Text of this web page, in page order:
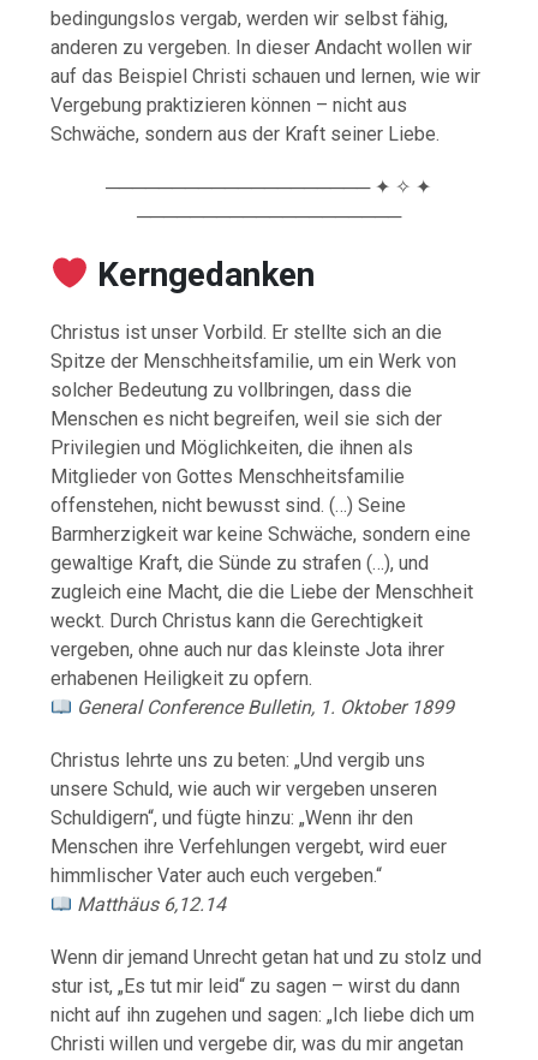
bedingungslos vergab, werden wir selbst fähig,
anderen zu vergeben. In dieser Andacht wollen wir
auf das Beispiel Christi schauen und lernen, wie wir
Vergebung praktizieren können – nicht aus
Schwäche, sondern aus der Kraft seiner Liebe.
──────────────────── ✦ ✧ ✦
────────────────────
️ Kerngedanken
Christus ist unser Vorbild. Er stellte sich an die
Spitze der Menschheitsfamilie, um ein Werk von
solcher Bedeutung zu vollbringen, dass die
Menschen es nicht begreifen, weil sie sich der
Privilegien und Möglichkeiten, die ihnen als
Mitglieder von Gottes Menschheitsfamilie
offenstehen, nicht bewusst sind. (…) Seine
Barmherzigkeit war keine Schwäche, sondern eine
gewaltige Kraft, die Sünde zu strafen (…), und
zugleich eine Macht, die die Liebe der Menschheit
weckt. Durch Christus kann die Gerechtigkeit
vergeben, ohne auch nur das kleinste Jota ihrer
erhabenen Heiligkeit zu opfern.
General Conference Bulletin, 1. Oktober 1899
Christus lehrte uns zu beten: „Und vergib uns
unsere Schuld, wie auch wir vergeben unseren
Schuldigern“, und fügte hinzu: „Wenn ihr den
Menschen ihre Verfehlungen vergebt, wird euer
himmlischer Vater auch euch vergeben.“
Matthäus 6,12.14
Wenn dir jemand Unrecht getan hat und zu stolz und
stur ist, „Es tut mir leid“ zu sagen – wirst du dann
nicht auf ihn zugehen und sagen: „Ich liebe dich um
Christi willen und vergebe dir, was du mir angetan